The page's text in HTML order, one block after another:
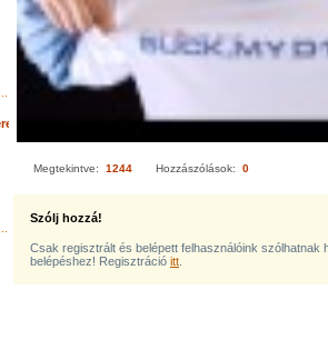
Megtekintve: 1244 Hozzászólások: 0
Szólj hozzá!
Csak regisztrált és belépett felhasználóink szólhatnak
belépéshez! Regisztráció itt